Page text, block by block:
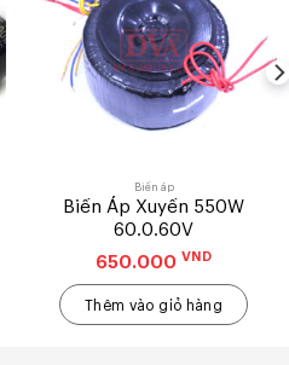
Biến áp
Biến Áp Xuyến 550W
60.0.60V
650.000 VND
Thêm vào giỏ hàng